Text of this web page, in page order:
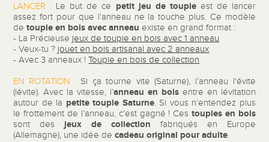
LANCER : Le but de ce petit jeu de toupie est de lancer
assez fort pour que l’anneau ne la touche plus. Ce modèle
detoupie en bois avec anneauexiste en grand format :
- La Précieuse jeux de toupie en bois avec 1 anneau
- Veux-tu ? jouet en bois artisanal avec 2 anneaux
- Avec 3 anneaux !Toupie en bois de collection
EN ROTATION :Si ça tourne vite (Saturne), l’anneau l'évite
(lévite). Avec la vitesse, l’anneau en boisentre en lévitation
autour de la petite toupie Saturne. Si vous n’entendez plus
le frottement de l’anneau, c’est gagné ! Ces toupies en bois
sont des jeux de collection fabriqués en Europe
(Allemagne), une idée decadeau original pour adulte.